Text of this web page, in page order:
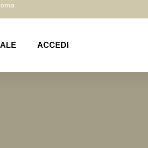
ACCEDI